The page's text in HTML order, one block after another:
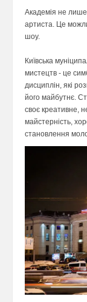
Академія не лише
артиста. Це
шоу.
Київська
мистецтв - це
дисциплін, які
його майбутнє.
своє креативне,
майстерність,
становлення